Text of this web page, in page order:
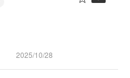
2025/10/28